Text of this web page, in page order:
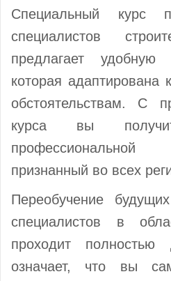
Специальный курс
специалистов
предлагает удобную
которая
обстоятельствам. С
курса вы
профессиональной
признанный во всех
Переобучение
специалистов в
проходит полностью
означает, что вы